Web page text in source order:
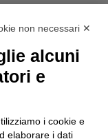
non necessari ✕
alcuni
e
i cookie e
elaborare i dati